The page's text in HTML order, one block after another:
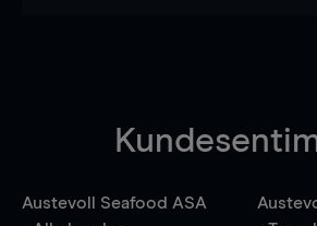
Austevoll Seafood ASA